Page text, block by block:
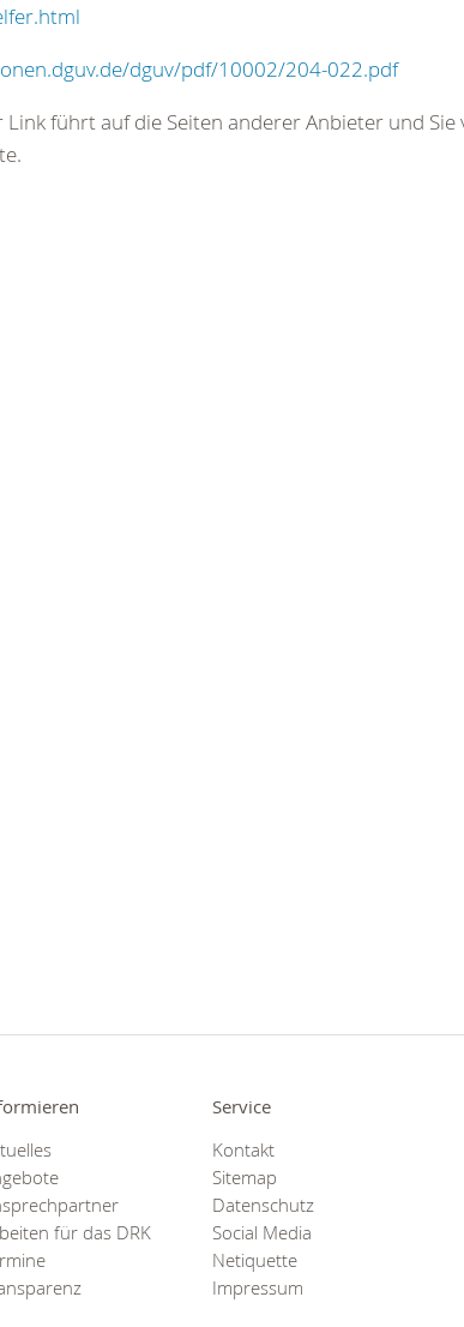
dguv/pdf/10002/204-022.pdf
Link führt auf die Seiten anderer Anbieter und Sie
für das DRK
Service
Kontakt
Sitemap
Datenschutz
Social Media
Netiquette
Impressum